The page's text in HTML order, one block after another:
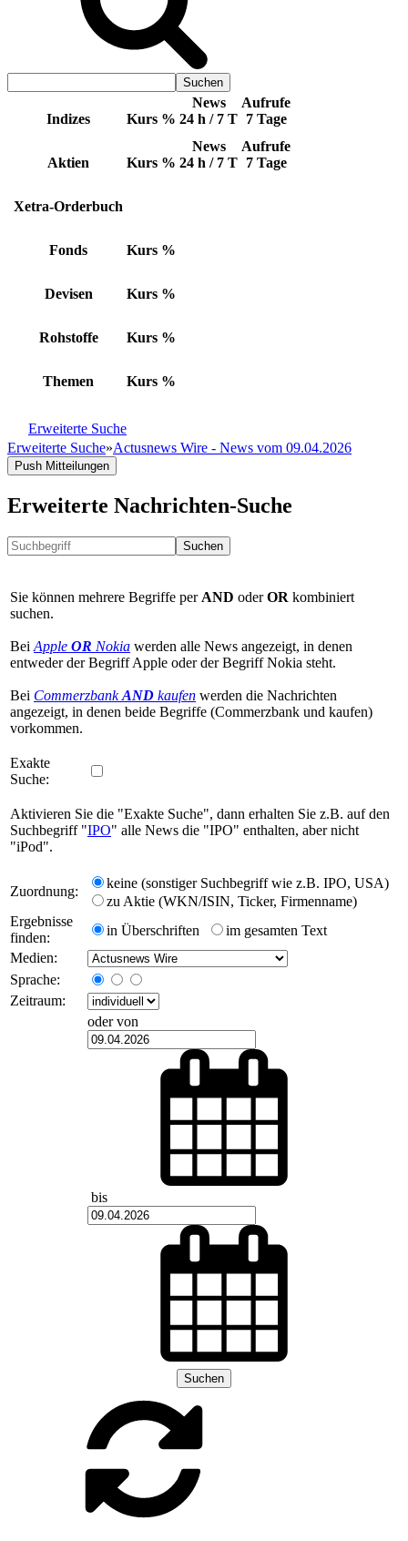
Indizes Kurs %
News
24 h / 7 T
Aufrufe
7 Tage
Aktien Kurs %
News
24 h / 7 T
Aufrufe
7 Tage
Xetra-Orderbuch
Fonds Kurs %
Devisen Kurs %
Rohstoffe Kurs %
Themen Kurs %
Erweiterte Suche
Erweiterte Suche»Actusnews Wire - News vom 09.04.2026
Push Mitteilungen
Erweiterte Nachrichten-Suche
Suchen
Sie können mehrere Begriffe per AND oderOR kombiniert
suchen.
Bei Apple OR Nokia werden alle News angezeigt, in denen
entweder der Begriff Apple oder der Begriff Nokia steht.
Bei CommerzbankAND kaufen werden die Nachrichten
angezeigt, in denen beide Begriffe (Commerzbank und kaufen)
vorkommen.
Exakte
Suche:
Aktivieren Sie die "Exakte Suche", dann erhalten Sie z.B. auf den
Suchbegriff "IPO" alle News die "IPO" enthalten, aber nicht
"iPod".
Zuordnung:
keine (sonstiger Suchbegriff wie z.B. IPO, USA)
zu Aktie (WKN/ISIN, Ticker, Firmenname)
Ergebnisse
finden:
in Überschriften
im gesamten Text
Medien:
Sprache:
Zeitraum:
oder von
bis
Suchen